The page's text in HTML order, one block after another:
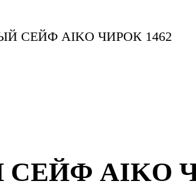
СЕЙФ AIKO ЧИРОК 1462
AIKO